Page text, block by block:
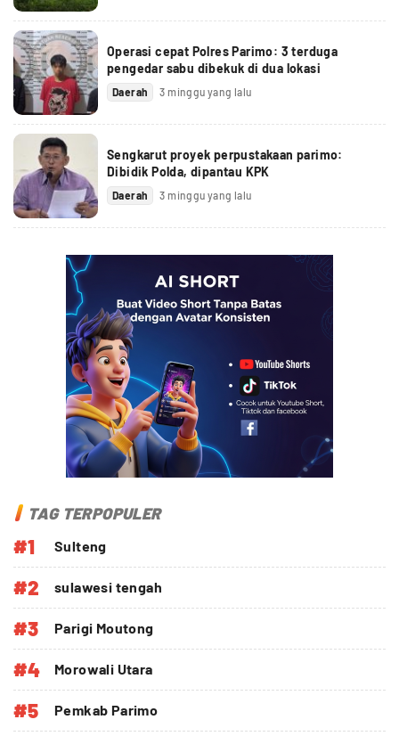
Operasi cepat Polres Parimo: 3 terduga
pengedar sabu dibekuk di dua lokasi
Daerah 3 minggu yang lalu
Sengkarut proyek perpustakaan parimo:
Dibidik Polda, dipantau KPK
Daerah 3 minggu yang lalu
TAG TERPOPULER
#1 Sulteng
#2 sulawesi tengah
#3 Parigi Moutong
#4 Morowali Utara
#5 Pemkab Parimo